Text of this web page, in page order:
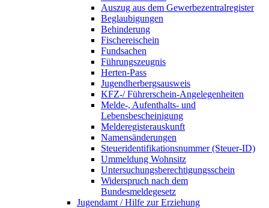
Auszug aus dem Gewerbezentralregister
Beglaubigungen
Behinderung
Fischereischein
Fundsachen
Führungszeugnis
Herten-Pass
Jugendherbergsausweis
KFZ-/ Führerschein-Angelegenheiten
Melde-, Aufenthalts- und
Lebensbescheinigung
Melderegisterauskunft
Namensänderungen
Steueridentifikationsnummer (Steuer-ID)
Ummeldung Wohnsitz
Untersuchungsberechtigungsschein
Widerspruch nach dem
Bundesmeldegesetz
Jugendamt / Hilfe zur Erziehung